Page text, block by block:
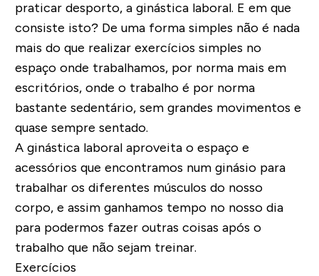
praticar desporto, a ginástica laboral. E em que
consiste isto? De uma forma simples não é nada
mais do que realizar exercícios simples no
espaço onde trabalhamos, por norma mais em
escritórios, onde o trabalho é por norma
bastante sedentário, sem grandes movimentos e
quase sempre sentado.
A ginástica laboral aproveita o espaço e
acessórios que encontramos num ginásio para
trabalhar os diferentes músculos do nosso
corpo, e assim ganhamos tempo no nosso dia
para podermos fazer outras coisas após o
trabalho que não sejam treinar.
Exercícios